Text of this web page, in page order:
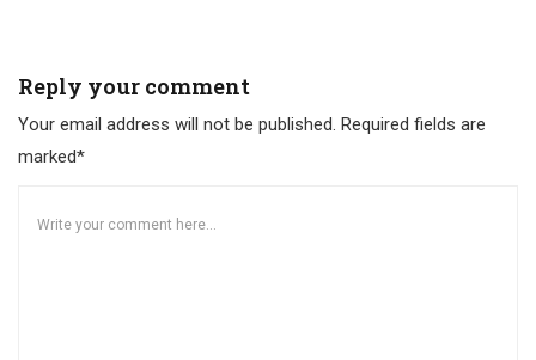
Reply your comment
Your email address will not be published. Required fields are
marked*